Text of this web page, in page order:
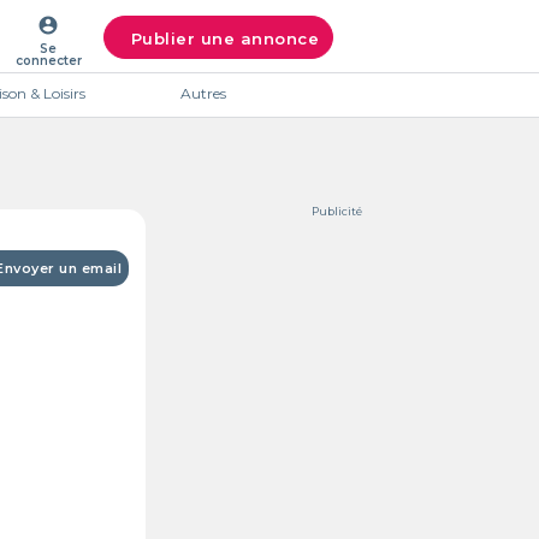
account_circle
Se
connecter
Publier une annonce
& Loisirs Autres
un email
Publicité